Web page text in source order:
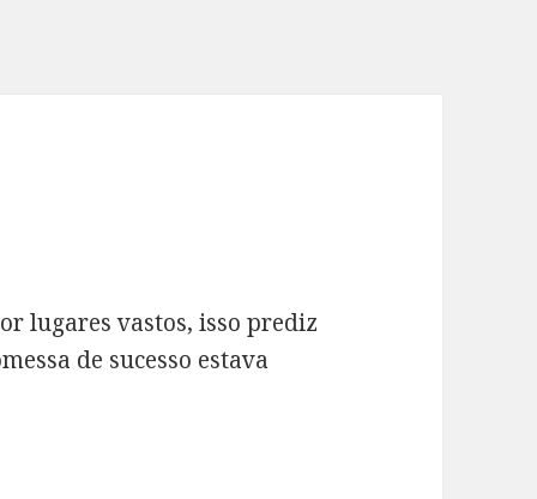
lugares vastos, isso prediz
de sucesso estava